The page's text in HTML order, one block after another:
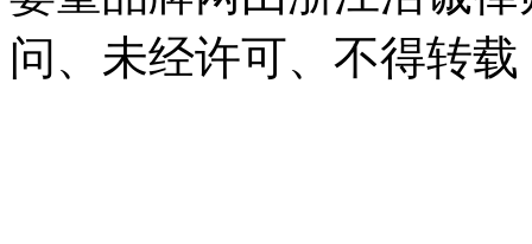
问、未经许可、不得转载